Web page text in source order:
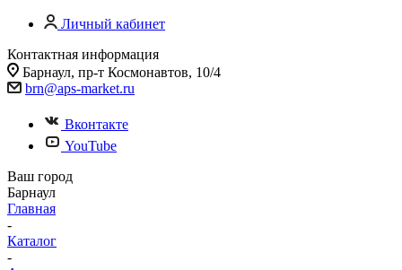
Личный кабинет
Контактная информация
Барнаул, пр-т Космонавтов, 10/4
brn@aps-market.ru
Вконтакте
YouTube
Ваш город
Барнаул
Главная
-
Каталог
-